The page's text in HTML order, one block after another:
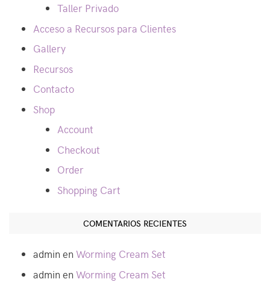
Taller Privado
Acceso a Recursos para Clientes
Gallery
Recursos
Contacto
Shop
Account
Checkout
Order
Shopping Cart
COMENTARIOS RECIENTES
admin en Worming Cream Set
admin en Worming Cream Set